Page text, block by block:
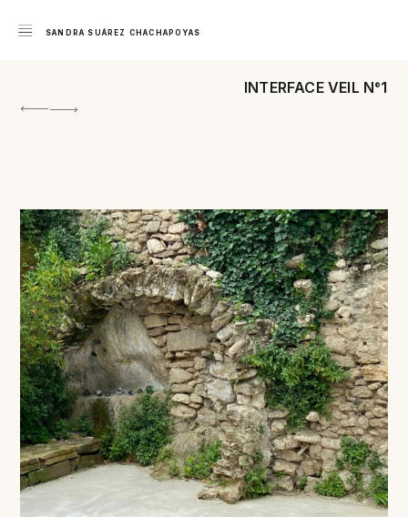
SANDRA SUÁREZ CHACHAPOYAS
INTERFACE VEIL N°1